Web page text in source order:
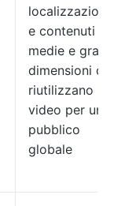
localizzazione
e contenuti di
medie e
dimensioni
riutilizzano i
video per un
pubblico
globale